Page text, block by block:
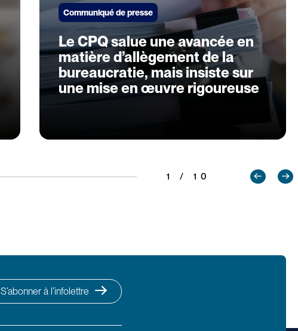
Communiqué de presse
Le CPQ salue une avancée en
matière d’allègement de la
bureaucratie, mais insiste sur
une mise en œuvre rigoureuse
1 / 10
S’abonner à l’infolettre